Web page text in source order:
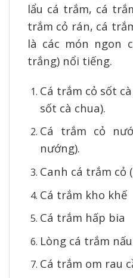
lẩu cá trắm, cá
trắm cỏ rán, cá
là các món ngon
trắng) nổi tiếng.
Cá trắm cỏ sốt
sốt cà chua).
Cá trắm cỏ
nướng).
Canh cá trắm cỏ
Cá trắm kho khế
Cá trắm hấp bia
Lòng cá trắm
Cá trắm om rau